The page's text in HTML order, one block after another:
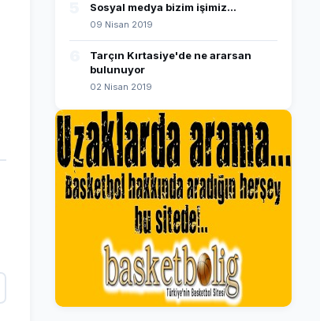
Sosyal medya bizim işimiz...
09 Nisan 2019
Tarçın Kırtasiye'de ne ararsan
bulunuyor
02 Nisan 2019